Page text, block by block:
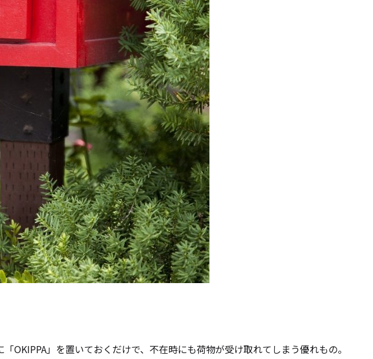
OKIPPA」を置いておくだけで、不在時にも荷物が受け取れてしまう優れもの。